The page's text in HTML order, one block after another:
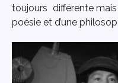
toujours différente
poésie et d’une